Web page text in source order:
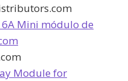
Mini módulo de
Module for